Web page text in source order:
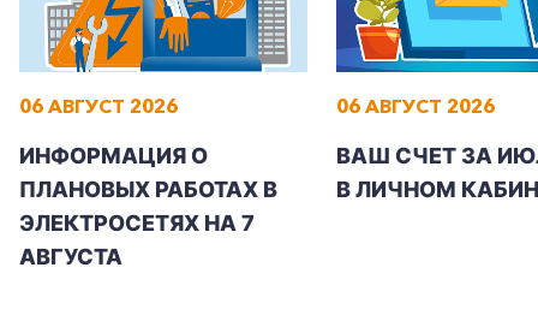
Частным клиентам
Корпоративным клиентам
06 АВГУСТ 2026
ИНФОРМАЦИЯ О
ПЛАНОВЫХ РАБОТАХ В
ЭЛЕКТРОСЕТЯХ НА 7
АВГУСТА
06 АВГУСТ 2026
ВАШ СЧЕТ ЗА
В ЛИЧНОМ